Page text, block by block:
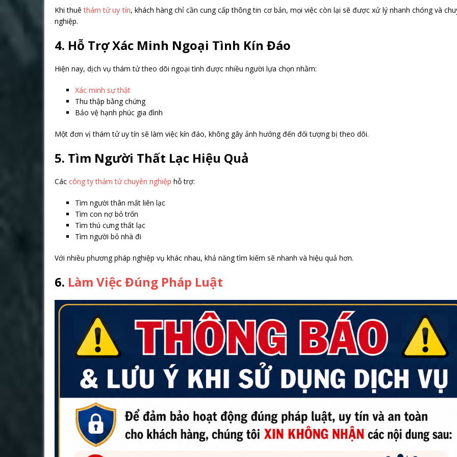
Khi thuêthám tử uy tín, khách hàng chỉ cần cung cấp thông tin cơ bản, mọi việc còn lại sẽ được xử lý nhanh chóng và
nghiệp.
4. Hỗ Trợ Xác Minh Ngoại Tình Kín Đáo
Hiện nay, dịch vụ thám tử theo dõi ngoại tình được nhiều người lựa chọn nhằm:
Xác minh sự thật
Thu thập bằng chứng
Bảo vệ hạnh phúc gia đình
Một đơn vị thám tử uy tín sẽ làm việc kín đáo, không gây ảnh hưởng đến đối tượng bị theo dõi.
5. Tìm Người Thất Lạc Hiệu Quả
Các công ty thám tử chuyên nghiệp hỗ trợ:
Tìm người thân mất liên lạc
Tìm con nợ bỏ trốn
Tìm thú cưng thất lạc
Tìm người bỏ nhà đi
Với nhiều phương pháp nghiệp vụ khác nhau, khả năng tìm kiếm sẽ nhanh và hiệu quả hơn.
6. Làm Việc Đúng Pháp Luật